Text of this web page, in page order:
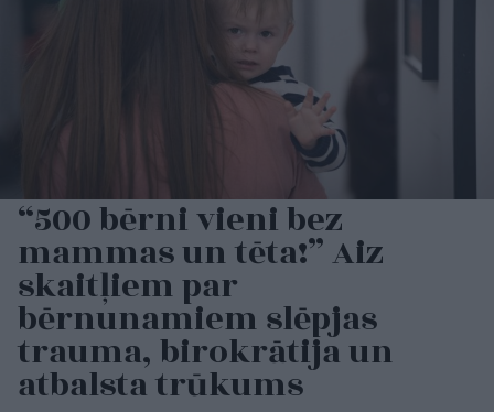
“500 bērni vieni bez
mammas un tēta!” Aiz
skaitļiem par
bērnunamiem slēpjas
trauma, birokrātija un
atbalsta trūkums